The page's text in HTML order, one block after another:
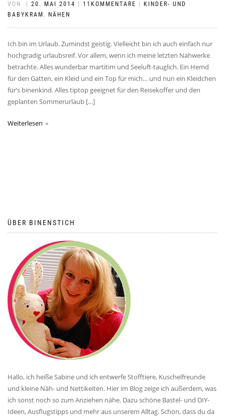
VON 20. MAI 2014 11KOMMENTARE
KINDER- UND
BABYKRAM , NÄHEN
Ich bin im Urlaub. Zumindst geistig. Vielleicht bin ich auch einfach nur
hochgradig urlaubsreif. Vor allem, wenn ich meine letzten Nähwerke
betrachte. Alles wunderbar martitim und Seeluft-tauglich. Ein Hemd
für den Gatten, ein Kleid und ein Top für mich… und nun ein Kleidchen
für’s binenkind. Alles tiptop geeignet für den Reisekoffer und den
geplanten Sommerurlaub […]
Weiterlesen
ÜBER BINENSTICH
Hallo, ich heiße Sabine und ich entwerfe Stofftiere, Kuschelfreunde
und kleine Näh- und Nettikeiten. Hier im Blog zeige ich außerdem, was
ich sonst noch so zum Anziehen nähe. Dazu schöne Bastel- und DIY-
Ideen, Ausflugstipps und mehr aus unserem Alltag. Schön, dass du da